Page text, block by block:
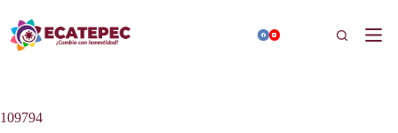
contenido
Buscar
109794